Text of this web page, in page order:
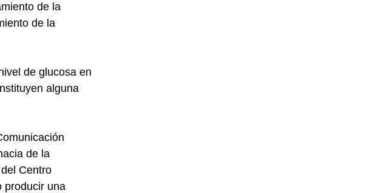
de la
de la
de glucosa en
alguna
de la
Centro
producir una